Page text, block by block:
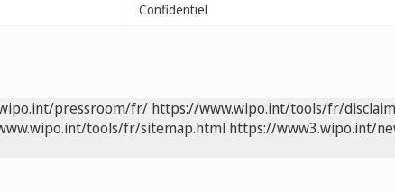
Confidentiel
pressroom/fr/ https://www.wipo.int/tools/fr/
tools/fr/sitemap.html https://www3.wipo.int/